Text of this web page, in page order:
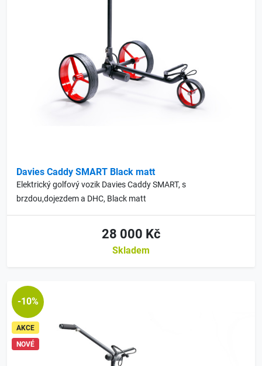
Davies Caddy SMART Black matt
Elektrický golfový vozik Davies Caddy SMART, s
brzdou,dojezdem a DHC, Black matt
28 000 Kč
Skladem
-10%
AKCE
NOVÉ